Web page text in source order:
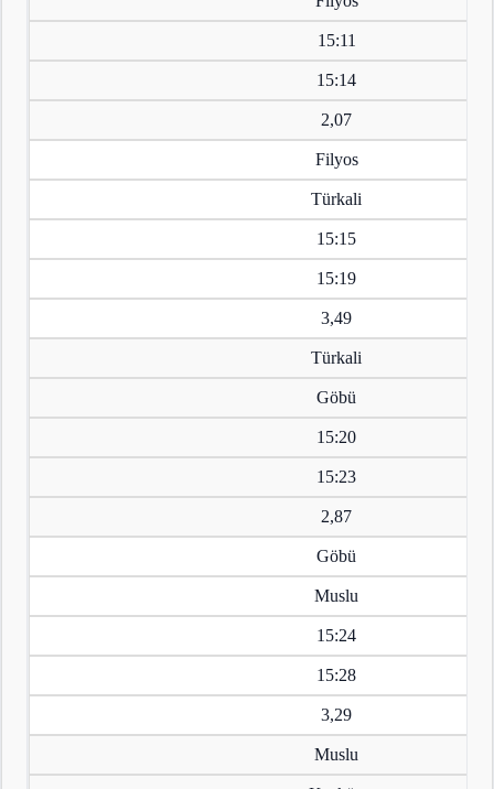
15:11
15:14
2,07
Filyos
Türkali
15:15
15:19
3,49
Türkali
Göbü
15:20
15:23
2,87
Göbü
Muslu
15:24
15:28
3,29
Muslu